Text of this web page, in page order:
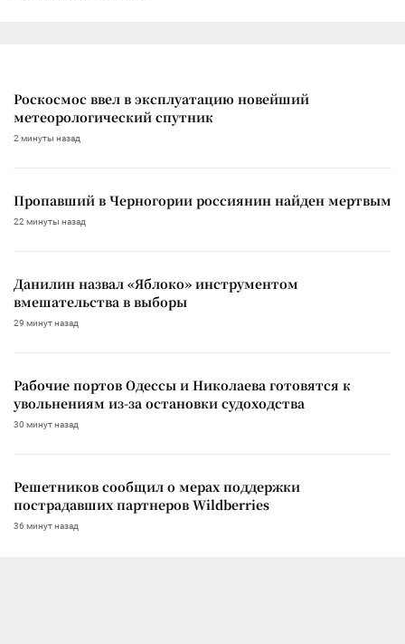
Роскосмос ввел в эксплуатацию новейший
метеорологический спутник
2 минуты назад
Пропавший в Черногории россиянин найден мертвым
22 минуты назад
Данилин назвал «Яблоко» инструментом
вмешательства в выборы
29 минут назад
Рабочие портов Одессы и Николаева готовятся к
увольнениям из-за остановки судоходства
30 минут назад
Решетников сообщил о мерах поддержки
пострадавших партнеров Wildberries
36 минут назад